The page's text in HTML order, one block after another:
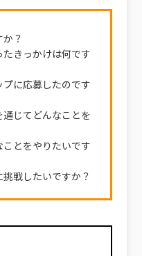
？
きっかけは何です
に応募したのです
じてどんなことを
とをやりたいです
戦したいですか？